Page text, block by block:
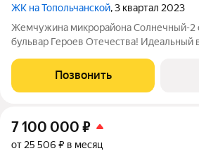
ЖК на Топольчанской, 3 квартал 2023
Жемчужина микрорайона Солнечный-2
бульвар Героев Отечества! Идеальный
квартире! Преимущества квартиры: -
дом с системой
Позвонить
7 100 000 ₽
от 25 506 ₽ в месяц